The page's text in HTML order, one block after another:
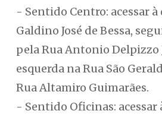
- Sentido Centro: acessar
Galdino José de Bessa,
pela Rua Antonio Delpizzo
esquerda na Rua São
Rua Altamiro Guimarães.
- Sentido Oficinas: acessar